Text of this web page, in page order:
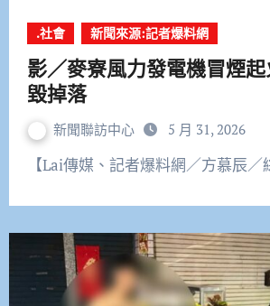
.社會 新聞來源:記者爆料網
影／麥寮風力發電機冒煙
毀掉落
新聞聯訪中心 5 月 31, 2026
【Lai傳媒、記者爆料網／方慕辰